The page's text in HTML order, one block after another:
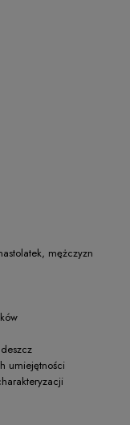
mężczyzn
umiejętności